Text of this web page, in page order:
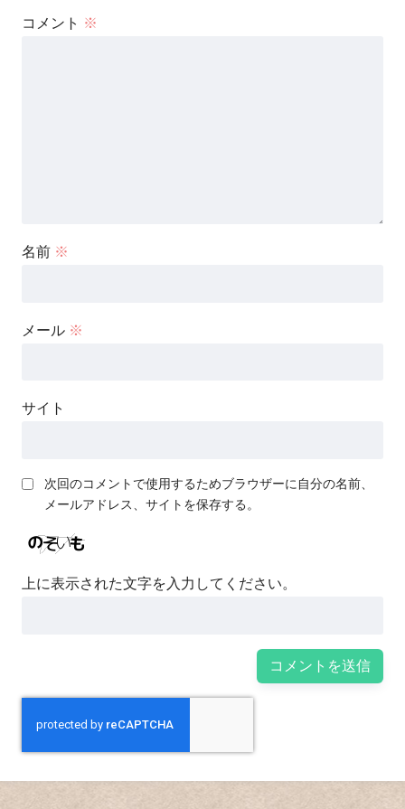
コメント ※
名前 ※
メール ※
サイト
次回のコメントで使用するためブラウザーに自分の名前、
メールアドレス、サイトを保存する。
上に表示された文字を入力してください。